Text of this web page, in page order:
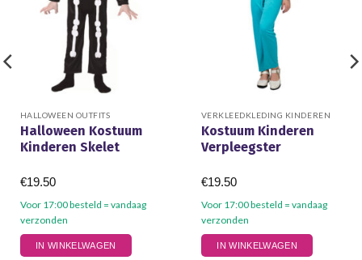
HALLOWEEN OUTFITS
Halloween Kostuum
Kinderen Skelet
Voor 17:00 besteld = vandaag
verzonden
€19.50
IN WINKELWAGEN
Dit
product
VERKLEEDKLEDING KINDEREN
Kostuum Kinderen
Verpleegster
Voor 17:00 besteld = vandaag
verzonden
€19.50
IN WINKELWAGEN
Dit
product